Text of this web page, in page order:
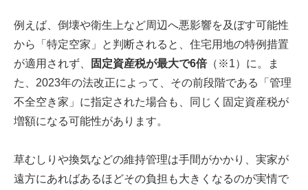
例えば、倒壊や衛生上など周辺へ悪影響を及ぼす可能性
から「特定空家」と判断されると、住宅用地の特例措置
が適用されず、
固定資産税が最大で6倍（※1）に。ま
た、2023年の法改正によって、その前段階である「管理
不全空き家」に指定された場合も、同じく固定資産税が
増額になる可能性があります。
草むしりや換気などの維持管理は手間がかかり、実家が
遠方にあればあるほどその負担も大きくなるのが実情で